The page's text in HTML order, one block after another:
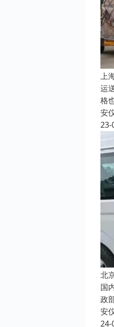
上
运
格
安
23-
北
国
政
安
24-